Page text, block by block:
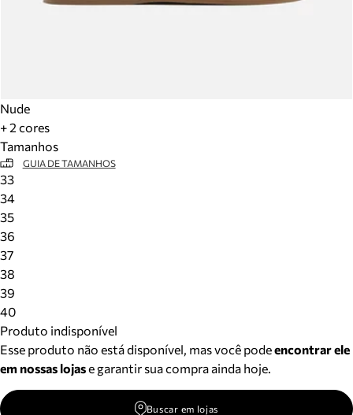
Nude
+ 2 cores
Tamanhos
GUIA DE TAMANHOS
33
34
35
36
37
38
39
40
Produto indisponível
Esse produto não está disponível, mas você podeencontrar ele
em nossas lojase garantir sua compra ainda hoje.
Buscar em lojas